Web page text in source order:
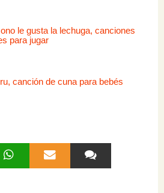
le gusta la lechuga, canciones
para jugar
canción de cuna para bebés